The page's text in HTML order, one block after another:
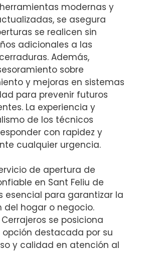
modernas y
se asegura
se realicen sin
adicionales a las
Además,
sobre
y mejoras en sistemas
para prevenir futuros
La experiencia y
de los técnicos
con rapidez y
cualquier urgencia.
de apertura de
en Sant Feliu de
esencial para garantizar la
del hogar o negocio.
se posiciona
destacada por su
y calidad en atención al